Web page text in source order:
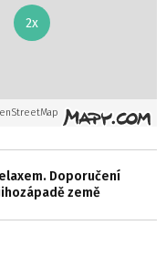
2x
Doporučení
země